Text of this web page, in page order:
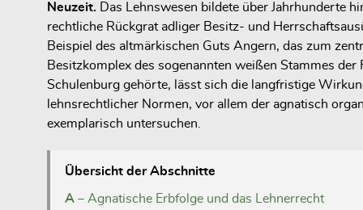
Neuzeit.
Das Lehnswesen bildete über Jahrhunderte
rechtliche Rückgrat adliger Besitz- und
Beispiel des altmärkischen Guts Angern, das zum
Besitzkomplex des sogenannten weißen Stammes der
Schulenburg gehörte, lässt sich die langfristige
lehnsrechtlicher Normen, vor allem der agnatisch
exemplarisch untersuchen.
Übersicht der Abschnitte
A – Agnatische Erbfolge und das Lehnerrecht